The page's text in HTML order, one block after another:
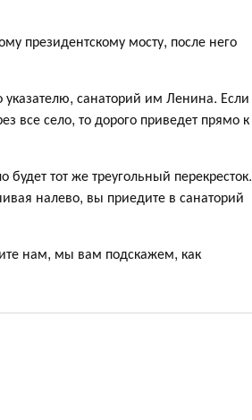
президентскому мосту, после него
санаторий им Ленина. Если
все село, то дорого приведет прямо к
тот же треугольный перекресток.
налево, вы приедите в санаторий
нам, мы вам подскажем, как